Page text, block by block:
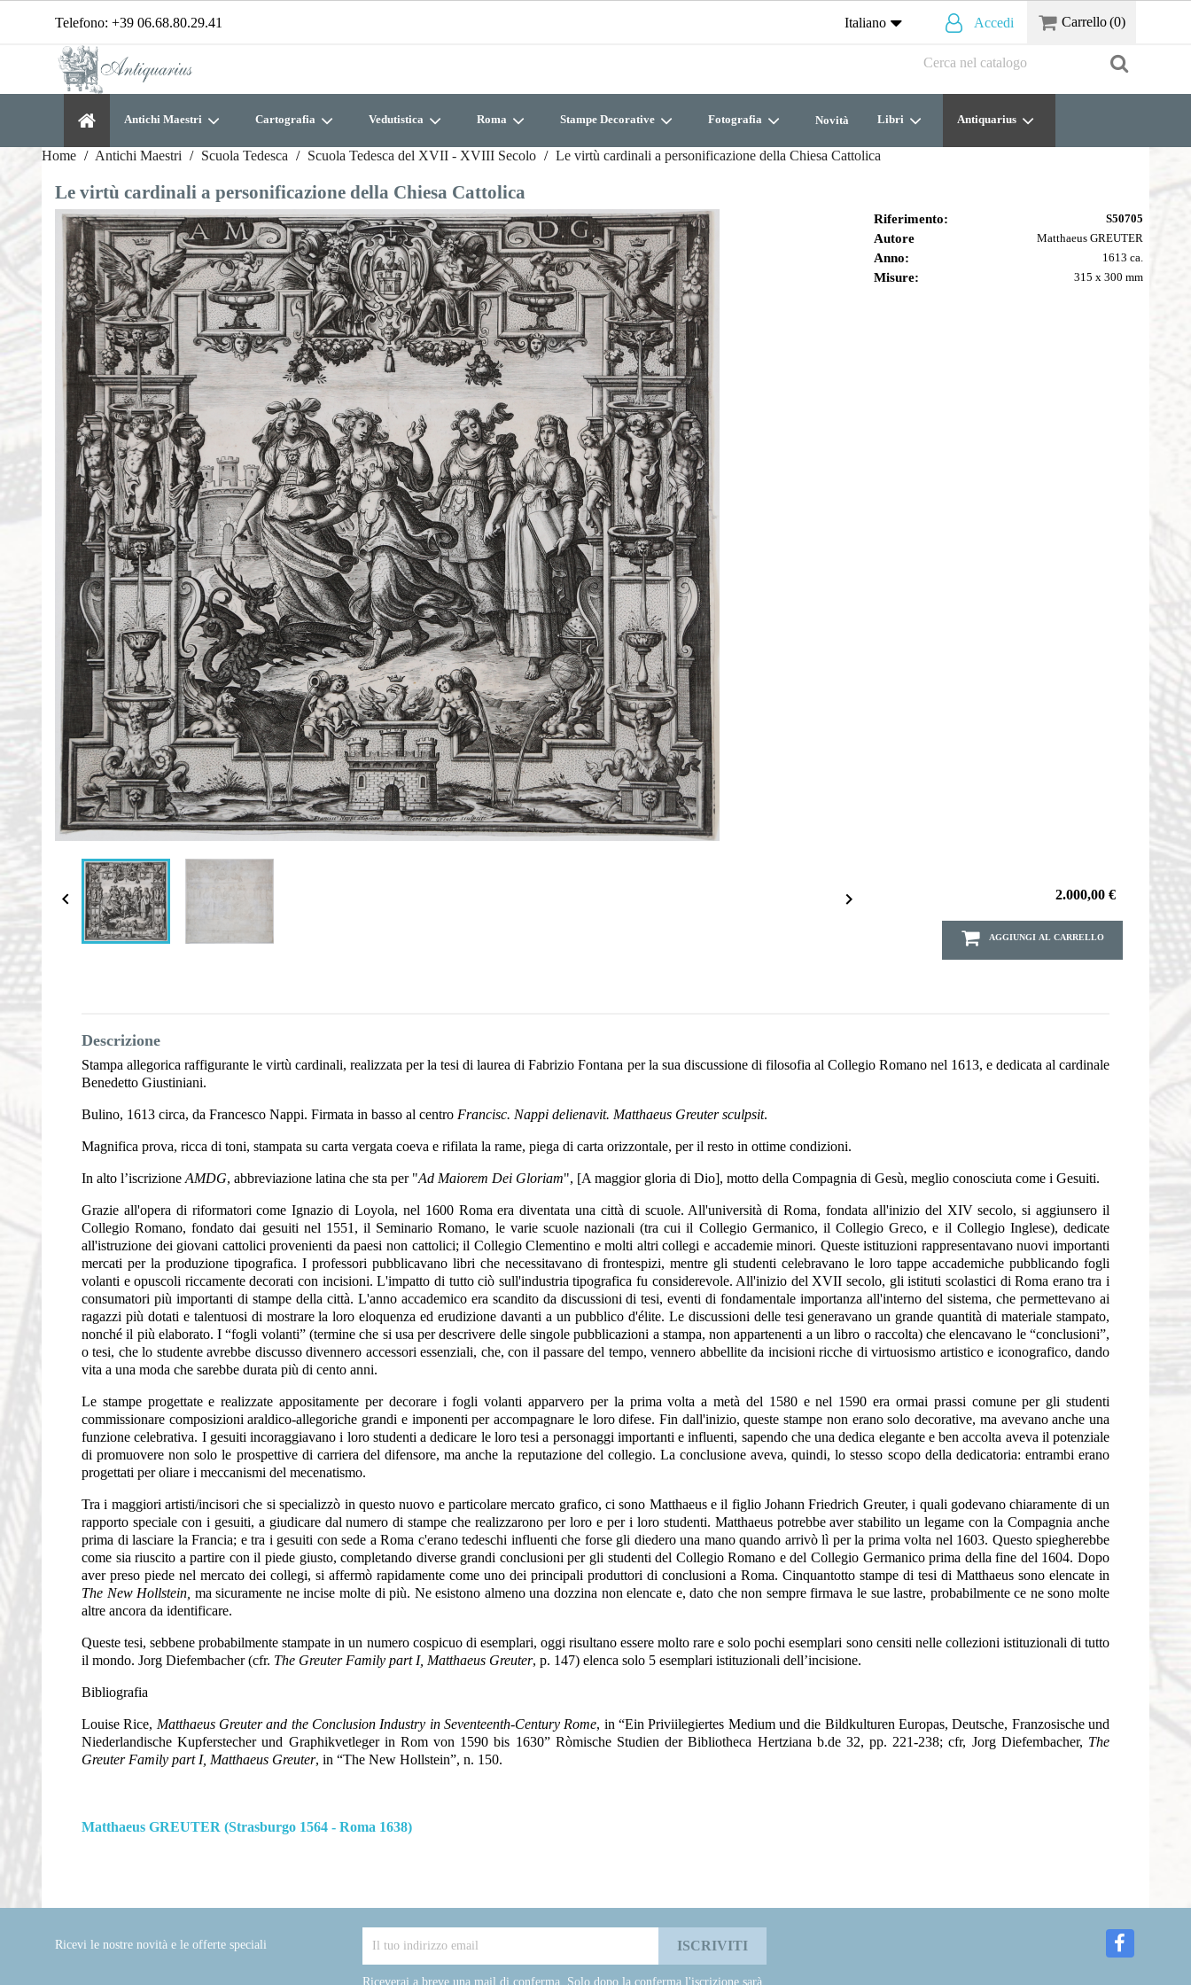
Telefono: +39 06.68.80.29.41 Italiano Accedi Carrello(0)
Antichi Maestri Cartografia Vedutistica Roma Stampe Decorative Fotografia Novità Libri Antiquarius
Home Antichi Maestri Scuola Tedesca Scuola Tedesca del XVII - XVIII Secolo Le virtù cardinali a personificazione della Chiesa Cattolica
Le virtù cardinali a personificazione della Chiesa Cattolica
 
Riferimento: S50705
Autore Matthaeus GREUTER
Anno: 1613 ca.
Misure: 315 x 300 mm
2.000,00 €
AGGIUNGI AL CARRELLO
Descrizione
Stampa allegorica raffigurante le virtù cardinali, realizzata per la tesi di laurea di Fabrizio Fontana per la sua discussione di filosofia al Collegio Romano nel 1613, e dedicata al cardinale
Benedetto Giustiniani.
Bulino, 1613 circa, da Francesco Nappi. Firmata in basso al centro Francisc. Nappi delienavit. Matthaeus Greuter sculpsit.
Magnifica prova, ricca di toni, stampata su carta vergata coeva e rifilata la rame, piega di carta orizzontale, per il resto in ottime condizioni.
In alto l’iscrizione AMDG, abbreviazione latina che sta per "Ad Maiorem Dei Gloriam", [A maggior gloria di Dio], motto della Compagnia di Gesù, meglio conosciuta come i Gesuiti.
Grazie all'opera di riformatori come Ignazio di Loyola, nel 1600 Roma era diventata una città di scuole. All'università di Roma, fondata all'inizio del XIV secolo, si aggiunsero il
Collegio Romano, fondato dai gesuiti nel 1551, il Seminario Romano, le varie scuole nazionali (tra cui il Collegio Germanico, il Collegio Greco, e il Collegio Inglese), dedicate
all'istruzione dei giovani cattolici provenienti da paesi non cattolici; il Collegio Clementino e molti altri collegi e accademie minori. Queste istituzioni rappresentavano nuovi importanti
mercati per la produzione tipografica. I professori pubblicavano libri che necessitavano di frontespizi, mentre gli studenti celebravano le loro tappe accademiche pubblicando fogli
volanti e opuscoli riccamente decorati con incisioni. L'impatto di tutto ciò sull'industria tipografica fu considerevole. All'inizio del XVII secolo, gli istituti scolastici di Roma erano tra i
consumatori più importanti di stampe della città. L'anno accademico era scandito da discussioni di tesi, eventi di fondamentale importanza all'interno del sistema, che permettevano ai
ragazzi più dotati e talentuosi di mostrare la loro eloquenza ed erudizione davanti a un pubblico d'élite. Le discussioni delle tesi generavano un grande quantità di materiale stampato,
nonché il più elaborato. I “fogli volanti” (termine che si usa per descrivere delle singole pubblicazioni a stampa, non appartenenti a un libro o raccolta) che elencavano le “conclusioni”,
o tesi, che lo studente avrebbe discusso divennero accessori essenziali, che, con il passare del tempo, vennero abbellite da incisioni ricche di virtuosismo artistico e iconografico, dando
vita a una moda che sarebbe durata più di cento anni.
Le stampe progettate e realizzate appositamente per decorare i fogli volanti apparvero per la prima volta a metà del 1580 e nel 1590 era ormai prassi comune per gli studenti
commissionare composizioni araldico-allegoriche grandi e imponenti per accompagnare le loro difese. Fin dall'inizio, queste stampe non erano solo decorative, ma avevano anche una
funzione celebrativa. I gesuiti incoraggiavano i loro studenti a dedicare le loro tesi a personaggi importanti e influenti, sapendo che una dedica elegante e ben accolta aveva il potenziale
di promuovere non solo le prospettive di carriera del difensore, ma anche la reputazione del collegio. La conclusione aveva, quindi, lo stesso scopo della dedicatoria: entrambi erano
progettati per oliare i meccanismi del mecenatismo.
Tra i maggiori artisti/incisori che si specializzò in questo nuovo e particolare mercato grafico, ci sono Matthaeus e il figlio Johann Friedrich Greuter, i quali godevano chiaramente di un
rapporto speciale con i gesuiti, a giudicare dal numero di stampe che realizzarono per loro e per i loro studenti. Matthaeus potrebbe aver stabilito un legame con la Compagnia anche
prima di lasciare la Francia; e tra i gesuiti con sede a Roma c'erano tedeschi influenti che forse gli diedero una mano quando arrivò lì per la prima volta nel 1603. Questo spiegherebbe
come sia riuscito a partire con il piede giusto, completando diverse grandi conclusioni per gli studenti del Collegio Romano e del Collegio Germanico prima della fine del 1604. Dopo
aver preso piede nel mercato dei collegi, si affermò rapidamente come uno dei principali produttori di conclusioni a Roma. Cinquantotto stampe di tesi di Matthaeus sono elencate in
The New Hollstein, ma sicuramente ne incise molte di più. Ne esistono almeno una dozzina non elencate e, dato che non sempre firmava le sue lastre, probabilmente ce ne sono molte
altre ancora da identificare.
Queste tesi, sebbene probabilmente stampate in un numero cospicuo di esemplari, oggi risultano essere molto rare e solo pochi esemplari sono censiti nelle collezioni istituzionali di tutto
il mondo. Jorg Diefembacher (cfr. The Greuter Family part I, Matthaeus Greuter, p. 147) elenca solo 5 esemplari istituzionali dell’incisione.
Bibliografia
Louise Rice, Matthaeus Greuter and the Conclusion Industry in Seventeenth-Century Rome, in “Ein Priviilegiertes Medium und die Bildkulturen Europas, Deutsche, Franzosische und
Niederlandische Kupferstecher und Graphikvetleger in Rom von 1590 bis 1630” Ròmische Studien der Bibliotheca Hertziana b.de 32, pp. 221-238; cfr, Jorg Diefembacher, The
Greuter Family part I, Matthaeus Greuter, in “The New Hollstein”, n. 150.
Matthaeus GREUTER (Strasburgo 1564 - Roma 1638)
Ricevi le nostre novità e le offerte speciali
Riceverai a breve una mail di conferma. Solo dopo la conferma l'iscrizione sarà